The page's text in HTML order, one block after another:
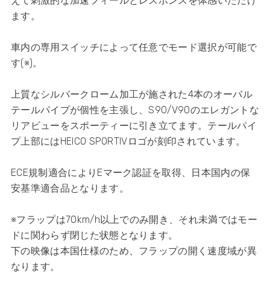
ます。
車内の専用スイッチによって任意でモード選択が可能で
す(※)。
上質なシルバークローム加工が施された4本のオーバル
テールパイプが個性を主張し、S90/V90のエレガントな
リアビューをスポーティーに引き立てます。テールパイ
プ上部にはHEICO SPORTIVロゴが刻印されています。
ECE規制適合によりEマーク認証を取得、日本国内の保
安基準適合品となります。
​※フラップは70km/h以上でのみ開き、それ未満ではモー
ドに関わらず閉じた状態となります。
下の映像は本国仕様のため、フラップの開く速度域が異
なります。